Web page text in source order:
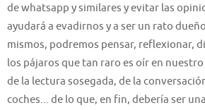
dewhatsapp y similares y evitar las
ayudará a evadirnos y a ser un rato d
mismos, podremos pensar, reflexionar,
los pájaros que tan raro es oír en
de la lectura sosegada, de la
coches... de lo que, en fin, debería ser